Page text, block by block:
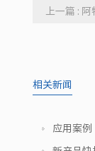
上一篇 :
相关新闻
应用案例